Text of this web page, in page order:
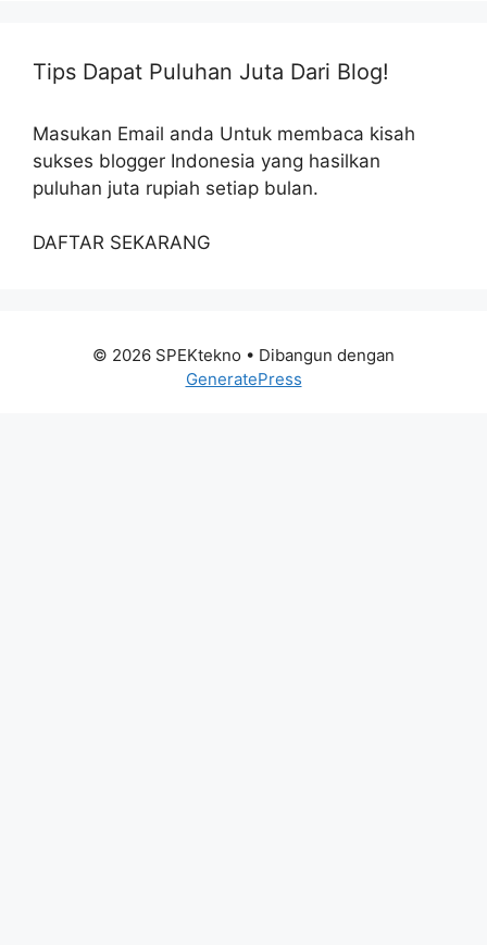
Tips Dapat Puluhan Juta Dari Blog!
Masukan Email anda Untuk membaca kisah
sukses blogger Indonesia yang hasilkan
puluhan juta rupiah setiap bulan.
DAFTAR SEKARANG
© 2026 SPEKtekno • Dibangun dengan
GeneratePress